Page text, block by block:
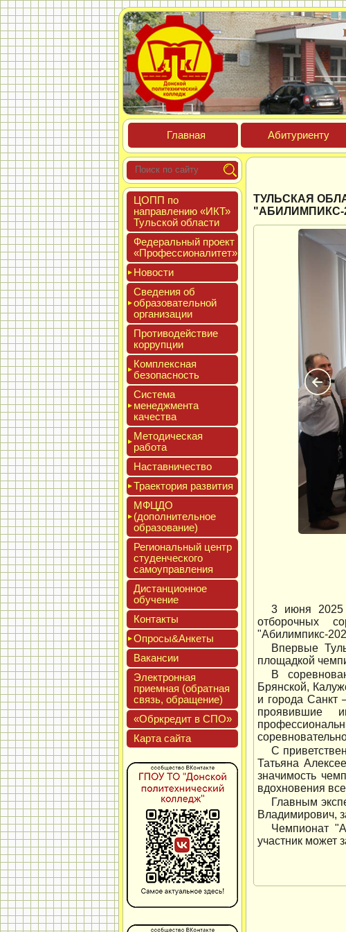
Глав­ная Аби­тури­ен­ту
ЦОПП по
нап­равле­нию «ИКТ»
Туль­ской об­ласти
Феде­раль­ный про­ект
«Про­фес­си­она­литет»
Новос­ти
Све­дения об
об­ра­зова­тель­ной
ор­га­низа­ции
Про­тиво­дей­ствие
кор­рупции
Ком­плексная
бе­зопас­ность
Сис­те­ма
ме­нед­жмен­та
ка­чес­тва
Мето­дичес­кая
ра­бота
Нас­тавни­чес­тво
Тра­ек­то­рия раз­ви­тия
МФЦДО
(до­пол­ни­тель­ное
об­ра­зова­ние)
Реги­ональ­ный центр
сту­ден­ческо­го
са­мо­уп­равле­ния
Дис­танци­он­ное
обу­чение
Кон­такты
Опро­сы&Анке­ты
Вакан­сии
Элек­трон­ная
при­ем­ная (об­ратная
связь, об­ра­щение)
«Обркре­дит в СПО»
Кар­та сай­та
ТУЛЬСКАЯ
"АБИЛИМПИКС-
3 июня 2025
отборочных
"Абилимпикс-
Впервые
площадкой
В
Брянской,
и города Санкт
проявившие
С
Татьяна
значимость
вдохновения
Главным
Владимирович,
Чемпионат
участник может